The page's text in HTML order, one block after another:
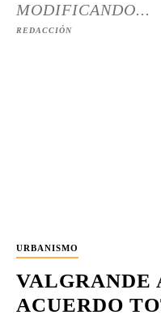
MODIFICANDO...
REDACCIÓN
URBANISMO
VALGRANDE
ACUERDO